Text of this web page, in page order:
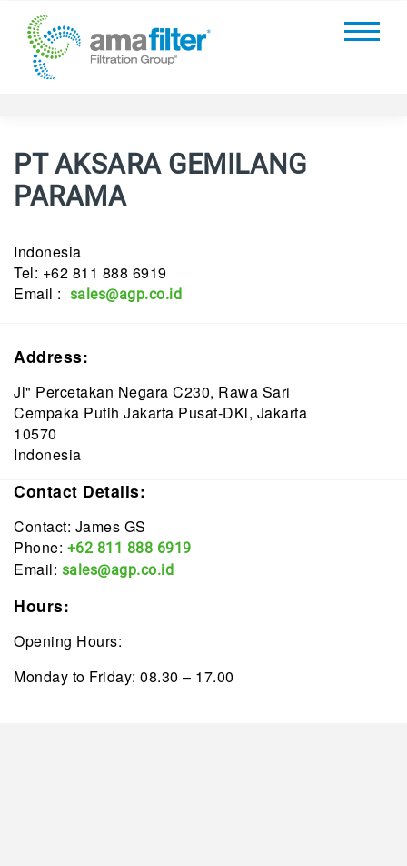
PT AKSARA GEMILANG
PARAMA
Indonesia
Tel: +62 811 888 6919
Email : sales@agp.co.id
Address:
Jl" Percetakan Negara C230, Rawa Sari
Cempaka Putih Jakarta Pusat-DKl, Jakarta
10570
Indonesia
Contact Details:
Contact: James GS
Phone: +62 811 888 6919
Email: sales@agp.co.id
Hours:
Opening Hours:
Monday to Friday: 08.30 – 17.00